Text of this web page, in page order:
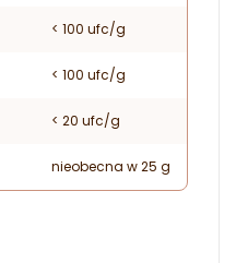
< 100 ufc/g
< 100 ufc/g
< 20 ufc/g
nieobecna w 25 g